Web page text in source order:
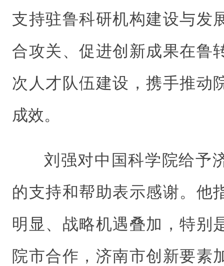
支持驻鲁科研机构建设与发
合攻关、促进创新成果在鲁
次人才队伍建设，携手推动
成效。
刘强对中国科学院给予
的支持和帮助表示感谢。他
明显、战略机遇叠加，特别
院市合作，济南市创新要素